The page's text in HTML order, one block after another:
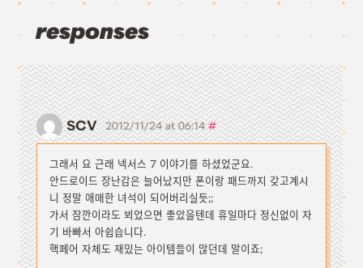
responses
SCV 2012/11/24 at 06:14#
그래서 요 근래 넥서스 7 이야기를 하셨었군요.
안드로이드 장난감은 늘어났지만 폰이랑 패드까지 갖고계시
니 정말 애매한 녀석이 되어버리실듯;;
가서 잠깐이라도 뵈었으면 좋았을텐데 휴일마다 정신없이 자
기 바빠서 아쉽습니다.
핵페어 자체도 재밌는 아이템들이 많던데 말이죠;